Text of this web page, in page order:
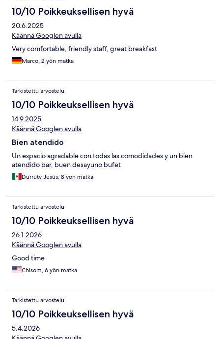
10/10 Poikkeuksellisen hyvä
20.6.2025
Käännä Googlen avulla
Very comfortable, friendly staff, great breakfast
Marco, 2 yön matka
Tarkistettu arvostelu
10/10 Poikkeuksellisen hyvä
14.9.2025
Käännä Googlen avulla
Bien atendido
Un espacio agradable con todas las comodidades y un bien
atendido bar, buen desayuno bufet
Durruty Jesús, 8 yön matka
Tarkistettu arvostelu
10/10 Poikkeuksellisen hyvä
26.1.2026
Käännä Googlen avulla
Good time
Chisom, 6 yön matka
Tarkistettu arvostelu
10/10 Poikkeuksellisen hyvä
5.4.2026